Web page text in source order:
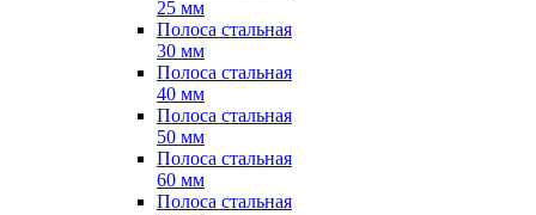
25 мм
Полоса стальная
30 мм
Полоса стальная
40 мм
Полоса стальная
50 мм
Полоса стальная
60 мм
Полоса стальная